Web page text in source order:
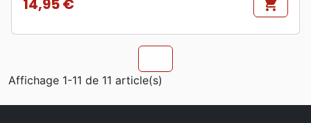
Prix
14,95 € shopping_cart
Affichage 1-11 de 11 article(s)